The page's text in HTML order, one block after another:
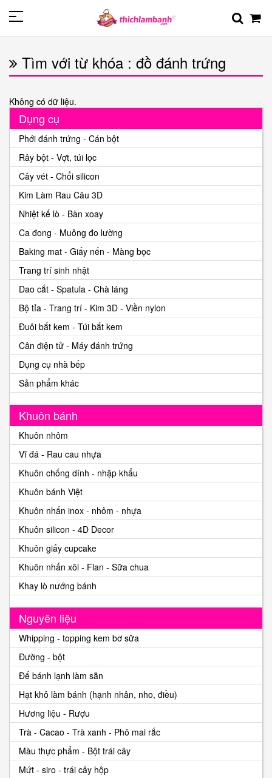
Tìm với từ khóa : đồ đánh trứng
Không có dữ liệu.
Dụng cụ
Phới đánh trứng - Cán bột
Rây bột - Vợt, túi lọc
Cây vét - Chổi silicon
Kim Làm Rau Câu 3D
Nhiệt kế lò - Bàn xoay
Ca đong - Muỗng đo lường
Baking mat - Giấy nến - Màng bọc
Trang trí sinh nhật
Dao cắt - Spatula - Chà láng
Bộ tỉa - Trang trí - Kim 3D - Viền nylon
Đuôi bắt kem - Túi bắt kem
Cân điện tử - Máy đánh trứng
Dụng cụ nhà bếp
Sản phẩm khác
Khuôn bánh
Khuôn nhôm
Vĩ đá - Rau cau nhựa
Khuôn chống dính - nhập khẩu
Khuôn bánh Việt
Khuôn nhấn inox - nhôm - nhựa
Khuôn silicon - 4D Decor
Khuôn giấy cupcake
Khuôn nhấn xôi - Flan - Sữa chua
Khay lò nướng bánh
Nguyên liệu
Whipping - topping kem bơ sữa
Đường - bột
Đế bánh lạnh làm sẵn
Hạt khô làm bánh (hạnh nhân, nho, điều)
Hương liệu - Rượu
Trà - Cacao - Trà xanh - Phô mai rắc
Màu thực phẩm - Bột trái cây
Mứt - siro - trái cây hộp